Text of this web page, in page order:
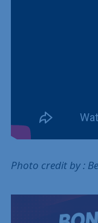
Photo credit by :